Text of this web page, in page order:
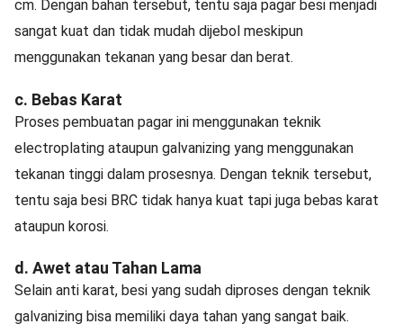
cm. Dengan bahan tersebut, tentu saja pagar besi menjadi
sangat kuat dan tidak mudah dijebol meskipun
menggunakan tekanan yang besar dan berat.
c. Bebas Karat
Proses pembuatan pagar ini menggunakan teknik
electroplating ataupun galvanizing yang menggunakan
tekanan tinggi dalam prosesnya. Dengan teknik tersebut,
tentu saja besi BRC tidak hanya kuat tapi juga bebas karat
ataupun korosi.
d. Awet atau Tahan Lama
Selain anti karat, besi yang sudah diproses dengan teknik
galvanizing bisa memiliki daya tahan yang sangat baik.